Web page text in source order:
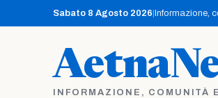
contenuto
Sabato 8 Agosto 2026 Informazione,
INFORMAZIONE,